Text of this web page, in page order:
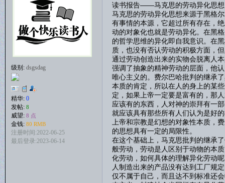
级别: dsgsdag
精华: 0
发帖: 8
威望: 8 点
金钱: 80 RMB
注册时间:2022-06-25
最后登录:2023-06-14
读书报告——马克思的劳动异化思想
马克思的劳动异化思想来源于黑格
有事情的本源，它超过所有存在，
动的对象化也就是劳动异化。在黑
的哲学思维的异化即自我意识。在
质，也没有否认劳动的积极方面，
通过劳动创造出来的实物会脱离人
强调了抽象的精神劳动的层面，他
唯心主义的。费尔巴哈批判的继承
本质的肯定，所以在人的身上的某
定，如果上帝一定要是富有的，那
应该有的东西，人对神的崇拜有一
就应该具有那些所有人们认为是好
上帝和宗教是幻想的对象性本质，
的思想具有一定的局限性。
在这个基础上，马克思批判的继承
般劳动，劳动是人区别于动物的本
化劳动，如何具体的理解异化劳动
人制造出来的产品没有达到工厂规
仅不属于自己，而且达不到标准还